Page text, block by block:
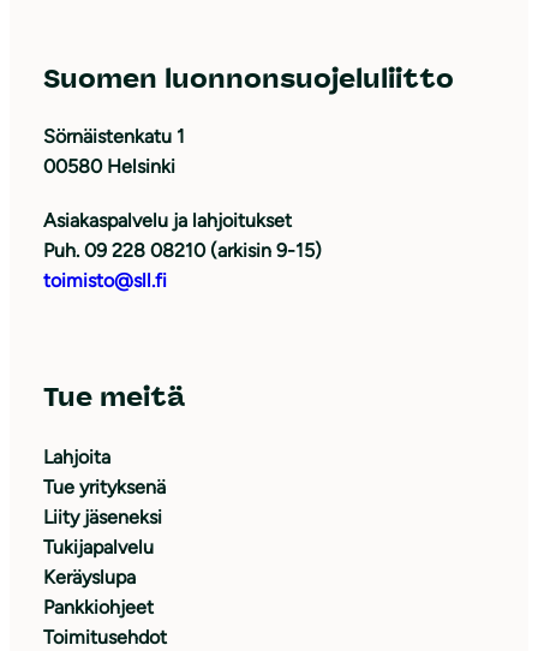
Suomen luonnonsuojeluliitto
Sörnäistenkatu 1
00580 Helsinki
Asiakaspalvelu ja lahjoitukset
Puh. 09 228 08210 (arkisin 9-15)
toimisto@sll.fi
Tue meitä
Lahjoita
Tue yrityksenä
Liity jäseneksi
Tukijapalvelu
Keräyslupa
Pankkiohjeet
Toimitusehdot